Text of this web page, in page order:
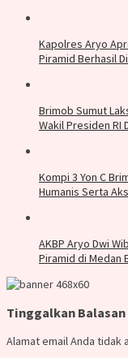
Kapolres Aryo
Piramid Berhasil
Brimob Sumut
Wakil Presiden RI
Kompi 3 Yon C
Humanis Serta
AKBP Aryo Dwi
Piramid di Medan
Tinggalkan Balasan
Alamat email Anda tidak